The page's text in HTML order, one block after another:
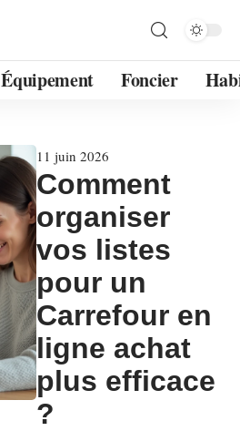
Équipement Foncier
11 juin 2026
Comment
organiser
vos listes
pour un
Carrefour en
ligne achat
plus efficace
?